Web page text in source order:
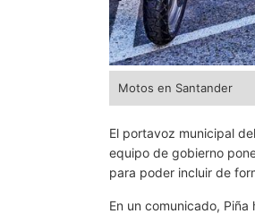
Motos en Santander
El portavoz municipal
equipo de gobierno
para poder incluir de
En un comunicado,